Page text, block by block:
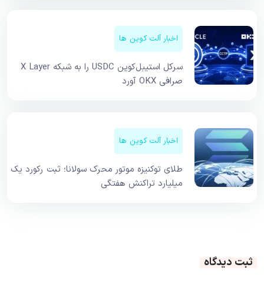
اخبار آلت کوین ها
سرکل استیبل‌کوین USDC را به شبکه X Layer
صرافی OKX آورد
اخبار آلت کوین ها
طلای توکنیزه موتور محرک سولانا؛ ثبت رکورد یک
میلیارد تراکنش هفتگی
ثبت دیدگاه